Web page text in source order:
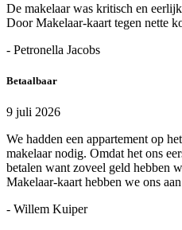
De makelaar was kritisch en
Door Makelaar-kaart tegen nette
- Petronella Jacobs
Betaalbaar
9 juli 2026
We hadden een appartement op
makelaar nodig. Omdat het ons
betalen want zoveel geld hebben
Makelaar-kaart hebben we ons
- Willem Kuiper